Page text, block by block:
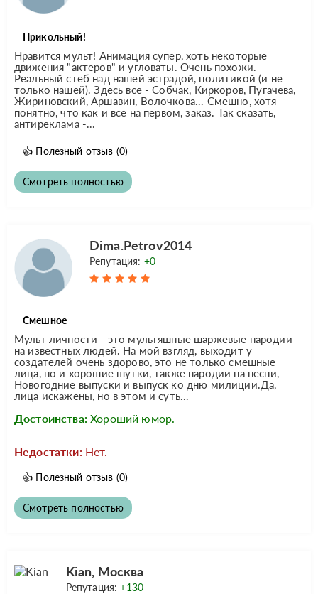
Прикольный!
Нравится мульт! Анимация супер, хоть некоторые
движения "актеров" и угловаты. Очень похожи.
Реальный стеб над нашей эстрадой, политикой (и не
только нашей). Здесь все - Собчак, Киркоров, Пугачева,
Жириновский, Аршавин, Волочкова... Смешно, хотя
понятно, что как и все на первом, заказ. Так сказать,
антиреклама -...
👍 Полезный отзыв (0)
Смотреть полностью
Dima.Petrov2014
Репутация: +0
Смешное
Мульт личности - это мультяшные шаржевые пародии
на известных людей. На мой взгляд, выходит у
создателей очень здорово, это не только смешные
лица, но и хорошие шутки, также пародии на песни,
Новогодние выпуски и выпуск ко дню милиции.Да,
лица искажены, но в этом и суть...
Достоинства: Хороший юмор.
Недостатки: Нет.
👍 Полезный отзыв (0)
Смотреть полностью
Kian, Москва
Репутация:+130